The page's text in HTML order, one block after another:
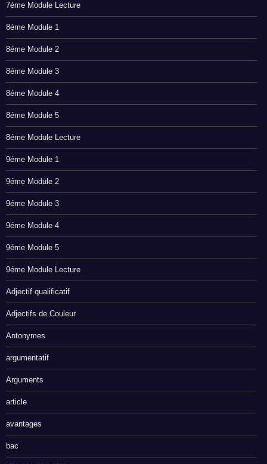
7éme Module Lecture
8éme Module 1
8éme Module 2
8éme Module 3
8éme Module 4
8éme Module 5
8éme Module Lecture
9éme Module 1
9éme Module 2
9éme Module 3
9éme Module 4
9éme Module 5
9éme Module Lecture
Adjectif qualificatif
Adjectifs de Couleur
Antonymes
argumentatif
Arguments
article
avantages
bac